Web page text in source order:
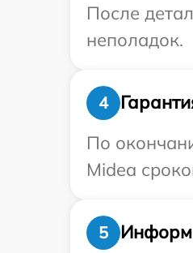
После
неполадок.
4
По
Midea
5